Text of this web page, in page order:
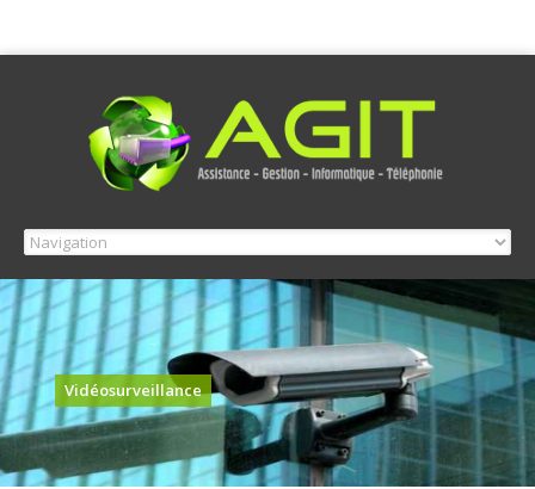
Vidéosurveillance